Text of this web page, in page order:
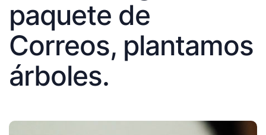
paquete de
Correos, plantamos
árboles.